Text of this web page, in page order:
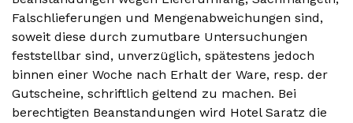
Falschlieferungen und Mengenabweichungen sind,
soweit diese durch zumutbare Untersuchungen
feststellbar sind, unverzüglich, spätestens jedoch
binnen einer Woche nach Erhalt der Ware, resp. der
Gutscheine, schriftlich geltend zu machen. Bei
berechtigten Beanstandungen wird Hotel Saratz die